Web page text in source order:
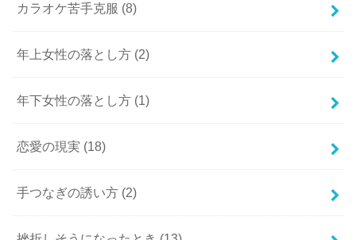
カラオケ苦手克服 (8)
年上女性の落とし方 (2)
年下女性の落とし方 (1)
恋愛の現実 (18)
手つなぎの誘い方 (2)